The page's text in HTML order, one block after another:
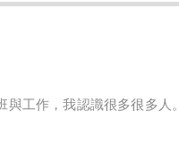
工作，我認識很多很多人。